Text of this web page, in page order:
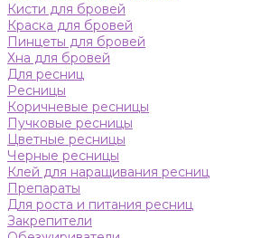
Кисти для бровей
Краска для бровей
Пинцеты для бровей
Хна для бровей
Для ресниц
Ресницы
Коричневые ресницы
Пучковые ресницы
Цветные ресницы
Черные ресницы
Клей для наращивания ресниц
Препараты
Для роста и питания ресниц
Закрепители